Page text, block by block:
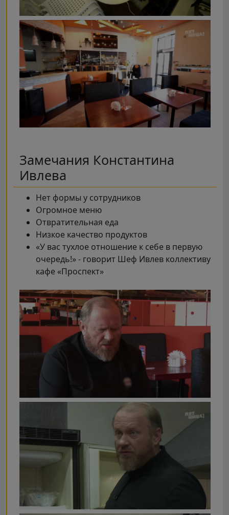
Замечания Константина
Ивлева
Нет формы у сотрудников
Огромное меню
Отвратительная еда
Низкое качество продуктов
«У вас тухлое отношение к себе в первую
очередь!» - говорит Шеф Ивлев коллективу
кафе «Проспект»